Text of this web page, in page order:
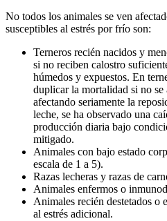
No todos los animales se ven
susceptibles al estrés por frío son:
Terneros recién nacidos y
si no reciben calostro
húmedos y expuestos. En
duplicar la mortalidad si no
afectando seriamente la
leche, se ha observado una
producción diaria bajo
mitigado.
Animales con bajo estado
escala de 1 a 5).
Razas lecheras y razas de
Animales enfermos o
Animales recién destetados o
al estrés adicional.